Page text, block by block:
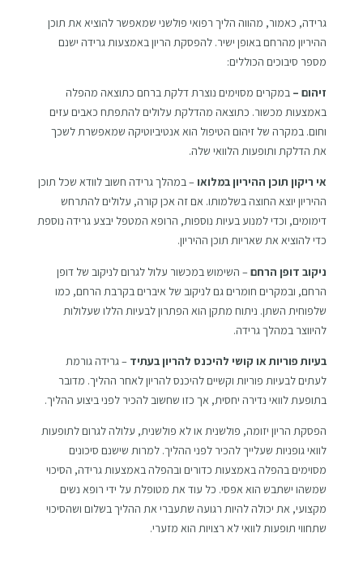
גרידה, כאמור, מהווה הליך רפואי פולשני שמאפשר להוציא את תוכן
ההיריון מהרחם באופן ישיר. להפסקת הריון באמצעות גרידה ישנם
מספר סיבוכים הכוללים:
זיהום – במקרים מסוימים נוצרת דלקת ברחם כתוצאה מהפלה
באמצעות מכשור. כתוצאה מהדלקת עלולים להתפתח כאבים עזים
וחום. במקרה של זיהום הטיפול הוא אנטיביוטיקה שמאפשרת לשכך
את הדלקת ותופעות הלוואי שלה.
אי ריקון תוכן ההיריון במלואו – במהלך גרידה חשוב לוודא שכל תוכן
ההיריון יוצא החוצה בשלמותו. אם זה אכן קורה, עלולים להתרחש
דימומים, וכדי למנוע בעיות נוספות, הרופא המטפל יבצע גרידה נוספת
כדי להוציא את שאריות תוכן ההיריון.
ניקוב דופן הרחם– השימוש במכשור עלול לגרום לניקוב של דופן
הרחם, ובמקרים חומרים גם לניקוב של איברים בקרבת הרחם, כמו
שלפוחית השתן. ניתוח מתקן הוא הפתרון לבעיות הללו שעלולות
להיווצר במהלך גרידה.
בעיות פוריות או קושי להיכנס להריון בעתיד – גרידה גורמת
לעתים לבעיות פוריות וקשיים להיכנס להריון לאחר ההליך. מדובר
בתופעת לוואי נדירה יחסית, אך כזו שחשוב להכיר לפני ביצוע ההליך.
הפסקת הריון יזומה, פולשנית או לא פולשנית, עלולה לגרום לתופעות
לוואי גופניות שעלייך להכיר לפני ההליך. למרות שישנם סיכונים
מסוימים בהפלה באמצעות כדורים ובהפלה באמצעות גרידה, הסיכוי
שמשהו ישתבש הוא אפסי. כל עוד את מטופלת על ידי רופא נשים
מקצועי, את יכולה להיות רגועה שתעברי את ההליך בשלום ושהסיכוי
שתחווי תופעות לוואי לא רצויות הוא מזערי.